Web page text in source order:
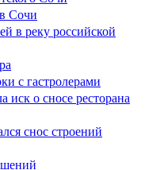
Сочи
в реку российской
с гастролерами
о сносе ресторана
снос строений